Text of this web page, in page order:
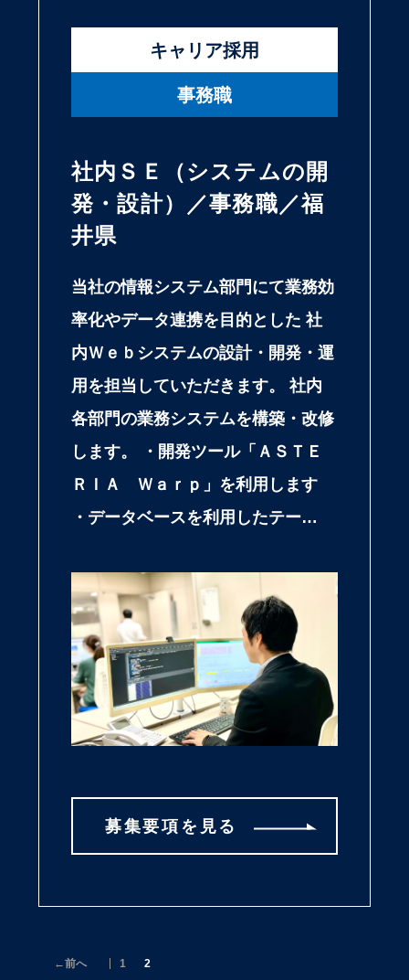
キャリア採用
事務職
社内ＳＥ（システムの開
発・設計）／事務職／福
井県
当社の情報システム部門にて業務効
率化やデータ連携を目的とした 社
内Ｗｅｂシステムの設計・開発・運
用を担当していただきます。 社内
各部門の業務システムを構築・改修
します。 ・開発ツール「ＡＳＴＥ
ＲＩＡ Ｗａｒｐ」を利用します
・データベースを利用したテー…
募集要項を見る
←前へ 1 2